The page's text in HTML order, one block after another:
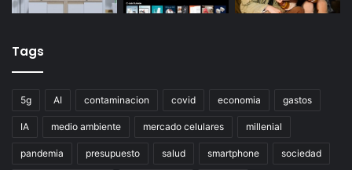
Tags
5g AI contaminacion covid economia gastos
IA medio ambiente mercado celulares millenial
pandemia presupuesto salud smartphone sociedad